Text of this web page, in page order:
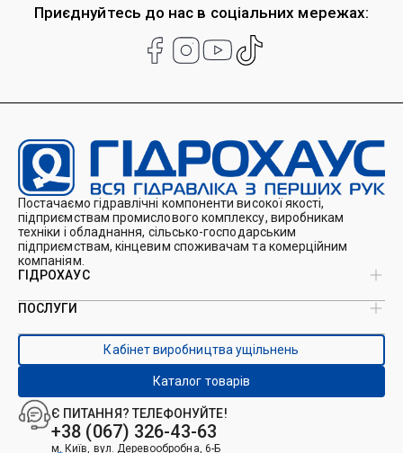
Приєднуйтесь до нас в соціальних мережах:
Постачаємо гідравлічні компоненти високої якості,
підприємствам промислового комплексу, виробникам
техніки і обладнання, сільсько-господарським
підприємствам, кінцевим споживачам та комерційним
компаніям.
Є ПИТАННЯ? ТЕЛЕФОНУЙТЕ!
+38 (067) 326-43-63
м. Київ, вул. Деревообробна, 6-Б
ГІДРОХАУС
Про нас
Каталоги
Контакти
ПОСЛУГИ
Виробництво ущільнень
Виробництво гідроциліндрів
Ремонт гідроциліндрів
Ремонт і виготовлення РВТ
Ремонт техніки
Гідрофікація авто
Кабінет виробництва ущільнень
Каталог товарів